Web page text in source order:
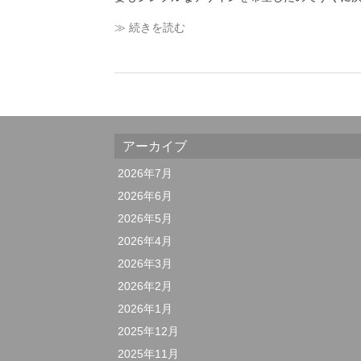
≫ 続きを読む
アーカイブ
2026年7月
2026年6月
2026年5月
2026年4月
2026年3月
2026年2月
2026年1月
2025年12月
2025年11月